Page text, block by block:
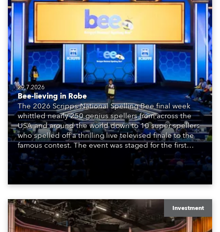
29.7.2026
Bee-lieving in Robe
The 2026 Scripps National Spelling Bee final week
whittled nearly 250 genius spellers from across the
USA and around the world down to 10 super spellers
who spelled off a thrilling live televised finale to the
famous contest. The event was staged for the first
time in a new venue, the DAR Constitution Hall in
Washington DC.
Investment